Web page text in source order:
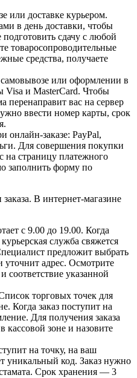
или доставке курьером.
в день доставки, чтобы
подготовить сдачу с любой
товаросопроводительные
средства, получаете
или оформлении в
Visa и MasterCard. Чтобы
перенаправит вас на сервер
ввести номер карты, срок
онлайн-заказе: PayPal,
Для совершения покупки
на страницу платежного
заполнить форму по
В интернет-магазине
с 9.00 до 19.00. Когда
служба свяжется
предложит выбрать
уточнит адрес. Осмотрите
соответствие указанной
торговых точек для
Когда заказ поступит на
Для получения заказа
кассовой зоне и назовите
на точку, на ваш
уникальный код. Заказ нужно
Срок хранения — 3